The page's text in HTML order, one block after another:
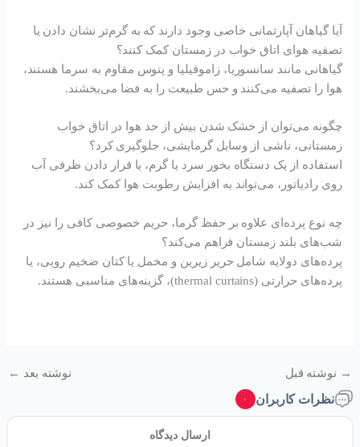
آیا گیاهان آپارتمانی خاصی وجود دارند که به گرم‌تر نشان دادن یا
تصفیه هوای اتاق خواب در زمستان کمک کنند؟
گیاهانی مانند سانسوریا، زاموفیلیا و پتوس مقاوم به سرما هستند،
هوا را تصفیه می‌کنند و حس طبیعت را به فضا می‌بخشند.
چگونه می‌توان از خشک شدن بیش از حد هوا در اتاق خواب
زمستانی، ناشی از وسایل گرمایشی، جلوگیری کرد؟
استفاده از یک دستگاه بخور سرد یا گرم، یا قرار دادن ظرفی آب
روی رادیاتور، می‌تواند به افزایش رطوبت هوا کمک کند.
چه نوع پرده‌ای علاوه بر حفظ گرما، حریم خصوصی کافی را نیز در
شب‌های بلند زمستان فراهم می‌کند؟
پرده‌های دولایه شامل حریر زیرین و مخمل یا کتان ضخیم رویی، یا
پرده‌های حرارتی (thermal curtains)، گزینه‌های مناسبی هستند.
→ نوشته قبل نوشته بعد ←
نظرات کاربران ۰
ارسال دیدگاه